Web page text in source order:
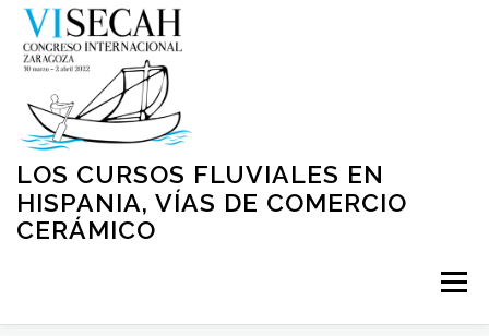
Saltar
contenido
LOS CURSOS FLUVIALES EN
HISPANIA, VÍAS DE COMERCIO
CERÁMICO
Menú